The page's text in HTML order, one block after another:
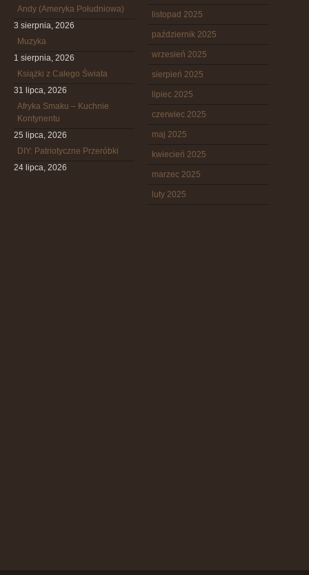
Andy (Ameryka Południowa)
3 sierpnia, 2026
Muzyka
1 sierpnia, 2026
Książki z Całego Świata
31 lipca, 2026
Afryka Smaku – Kuchnie
Kontynentu
25 lipca, 2026
DIY: Patriotyczne Przeróbki
24 lipca, 2026
listopad 2025
październik 2025
wrzesień 2025
sierpień 2025
lipiec 2025
czerwiec 2025
maj 2025
kwiecień 2025
marzec 2025
luty 2025